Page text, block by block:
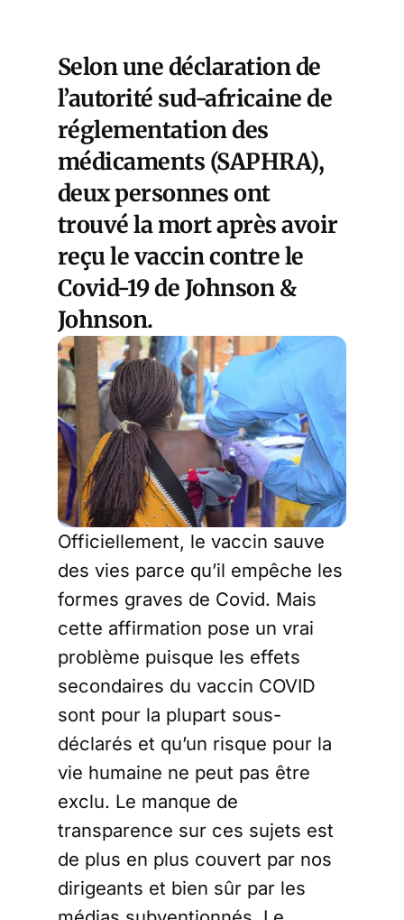
Selon une déclaration de
l’autorité sud-africaine de
réglementation des
médicaments (SAPHRA),
deux personnes ont
trouvé la mort après avoir
reçu le vaccin contre le
Covid-19 de Johnson &
Johnson.
Officiellement, le vaccin sauve
des vies parce qu’il empêche les
formes graves de Covid. Mais
cette affirmation pose un vrai
problème puisque les effets
secondaires du vaccin COVID
sont pour la plupart sous-
déclarés et qu’un risque pour la
vie humaine ne peut pas être
exclu. Le manque de
transparence sur ces sujets est
de plus en plus couvert par nos
dirigeants et bien sûr par les